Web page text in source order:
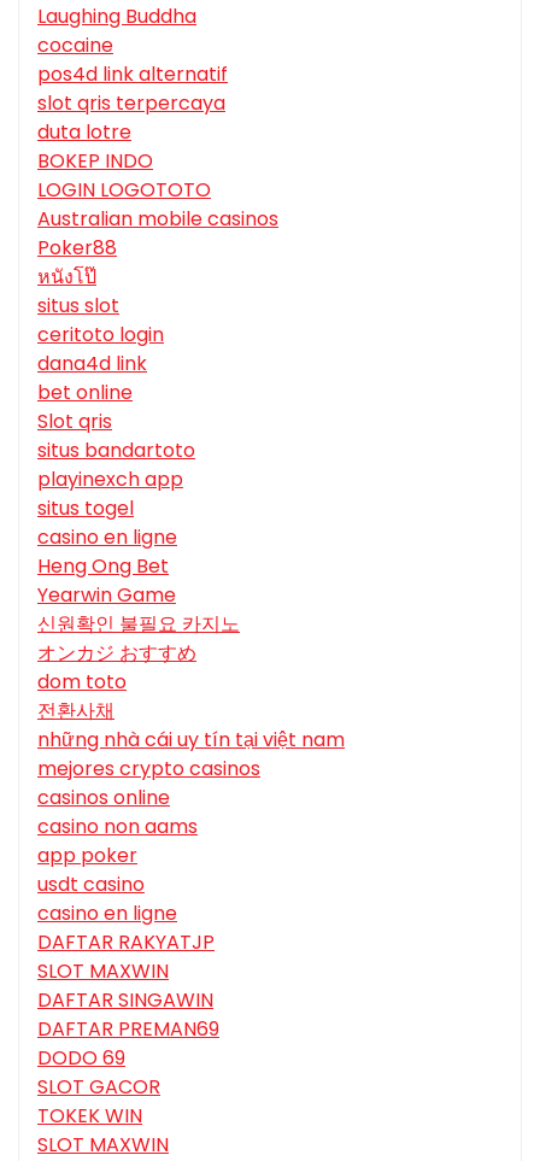
Laughing Buddha
cocaine
pos4d link alternatif
slot qris terpercaya
duta lotre
BOKEP INDO
LOGIN LOGOTOTO
Australian mobile casinos
Poker88
หนังโป๊
situs slot
ceritoto login
dana4d link
bet online
Slot qris
situs bandartoto
playinexch app
situs togel
casino en ligne
Heng Ong Bet
Yearwin Game
신원확인 불필요 카지노
オンカジ おすすめ
dom toto
전환사채
những nhà cái uy tín tại việt nam
mejores crypto casinos
casinos online
casino non aams
app poker
usdt casino
casino en ligne
DAFTAR RAKYATJP
SLOT MAXWIN
DAFTAR SINGAWIN
DAFTAR PREMAN69
DODO 69
SLOT GACOR
TOKEK WIN
SLOT MAXWIN